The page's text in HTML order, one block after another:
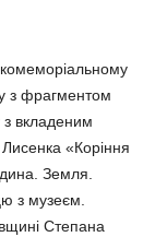
з фрагментом
вкладеним
«Коріння
Земля.
з музеєм.
Степана